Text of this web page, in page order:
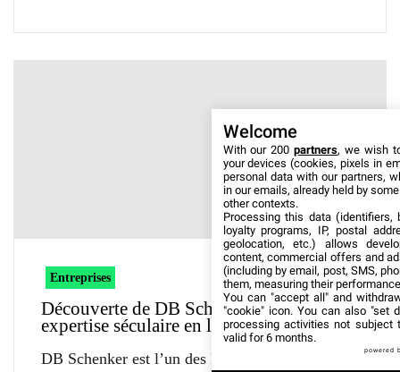
Entreprises
Découverte de DB Schenker et de son
expertise séculaire en logistique
DB Schenker est l’un des leaders mondiaux de
Welcome
With our 200partners, we wish
your devices (cookies, pixels in
personal data with our partners,
in our emails, already held by
other contexts.
Processing this data (identifiers,
loyalty programs, IP, postal
geolocation, etc.) allows
content, commercial offers and
(including by email, post, SMS,
them, measuring their
You can "accept all" and
"cookie" icon. You can also "set
processing activities not subject
valid for 6 months.
powered